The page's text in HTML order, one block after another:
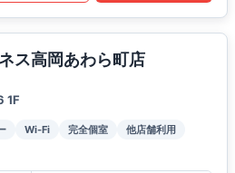
ス高岡あわら町店
1F
Wi-Fi 完全個室
他店舗利用